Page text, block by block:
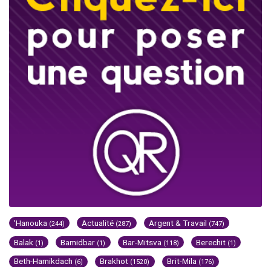
'Hanouka (244) Actualité (287) Argent & Travail (747)
Balak (1) Bamidbar (1) Bar-Mitsva (118) Berechit (1)
Beth-Hamikdach (6) Brakhot (1520) Brit-Mila (176)